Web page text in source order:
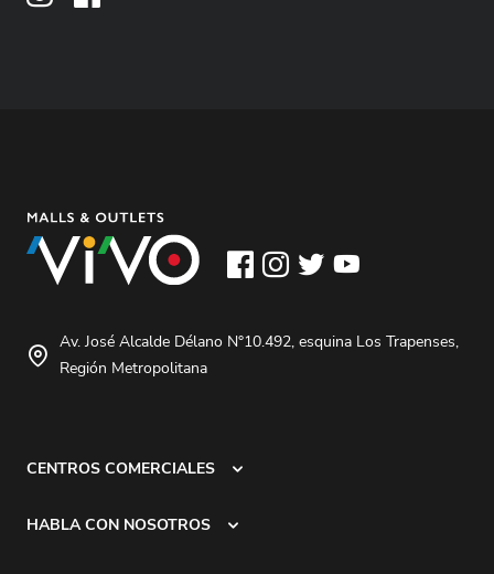
Av. José Alcalde Délano N°10.492, esquina Los Trapenses,
Región Metropolitana
CENTROS COMERCIALES
HABLA CON NOSOTROS